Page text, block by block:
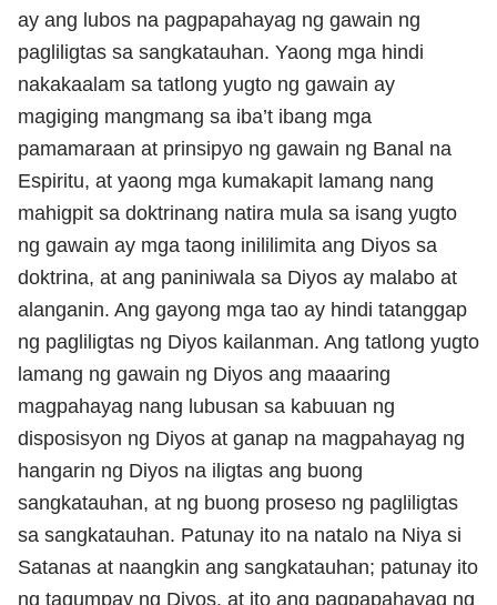
ay ang lubos na pagpapahayag ng gawain ng
pagliligtas sa sangkatauhan. Yaong mga hindi
nakakaalam sa tatlong yugto ng gawain ay
magiging mangmang sa iba’t ibang mga
pamamaraan at prinsipyo ng gawain ng Banal na
Espiritu, at yaong mga kumakapit lamang nang
mahigpit sa doktrinang natira mula sa isang yugto
ng gawain ay mga taong inililimita ang Diyos sa
doktrina, at ang paniniwala sa Diyos ay malabo at
alanganin. Ang gayong mga tao ay hindi tatanggap
ng pagliligtas ng Diyos kailanman. Ang tatlong yugto
lamang ng gawain ng Diyos ang maaaring
magpahayag nang lubusan sa kabuuan ng
disposisyon ng Diyos at ganap na magpahayag ng
hangarin ng Diyos na iligtas ang buong
sangkatauhan, at ng buong proseso ng pagliligtas
sa sangkatauhan. Patunay ito na natalo na Niya si
Satanas at naangkin ang sangkatauhan; patunay ito
ng tagumpay ng Diyos, at ito ang pagpapahayag ng